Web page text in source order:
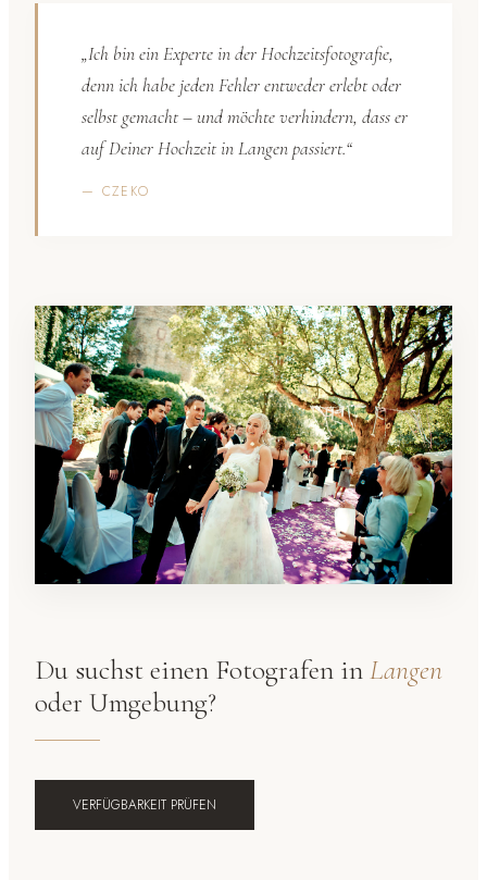
„Ich bin ein Experte in der Hochzeitsfotografie,
denn ich habe jeden Fehler entweder erlebt oder
selbst gemacht – und möchte verhindern, dass er
auf Deiner Hochzeit in Langen passiert.“
— CZEKO
Du suchst einen Fotografen inLangen
oder Umgebung?
VERFÜGBARKEIT PRÜFEN